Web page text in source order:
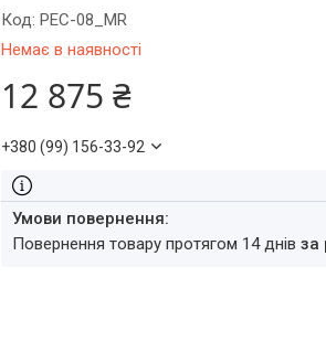
Немає в наявності
Код:РЕС-08_MR
12 875 ₴
+380 (99) 156-33-92
повернення товару протягом 14 днівза